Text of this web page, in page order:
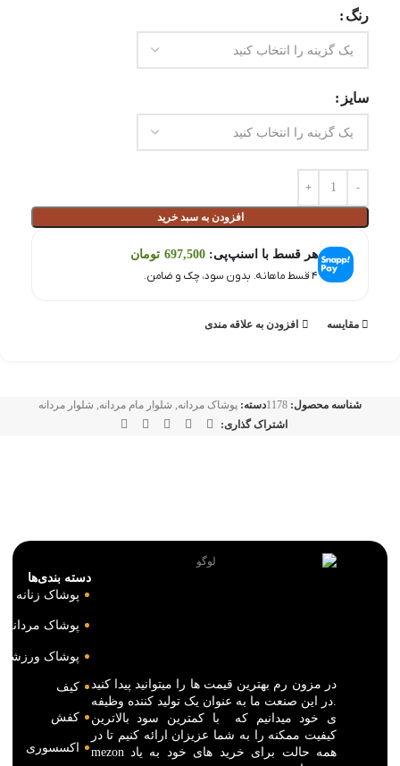
رنگ
سایز
افزودن به سبد خرید
هر قسط با اسنپ‌پی: 697,500 تومان
۴ قسط ماهانه. بدون سود، چک و ضامن.
مقايسه افزودن به علاقه مندی
شناسه محصول: 1178دسته: پوشاک مردانه شلوار مام مردانه
شلوار مردانه
اشتراک گذاری:
در مزون رم بهترین قیمت ها را میتوانید پیدا کنید
.در این صنعت ما به عنوان یک تولید کننده وظیفه
ی خود میدانیم که با کمترین سود بالاترین
کیفیت ممکنه را به شما عزیزان ارائه کنیم تا در
همه حالت برای خرید های خود به یاد mezon
دسته بندی‌ها
پوشاک زنانه
پوشاک مردانه
پوشاک ورزشی
کیف
کفش
اکسسوری